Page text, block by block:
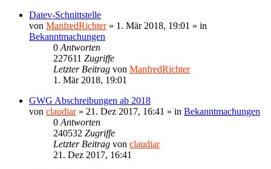
Datev-Schnittstelle
von ManfredRichter» 1. Mär 2018, 19:01 » in
Bekanntmachungen
0 Antworten
227611 Zugriffe
Letzter Beitrag von ManfredRichter
1. Mär 2018, 19:01
GWG Abschreibungen ab 2018
von claudiar» 21. Dez 2017, 16:41 » in Bekanntmachungen
0 Antworten
240532 Zugriffe
Letzter Beitrag von claudiar
21. Dez 2017, 16:41